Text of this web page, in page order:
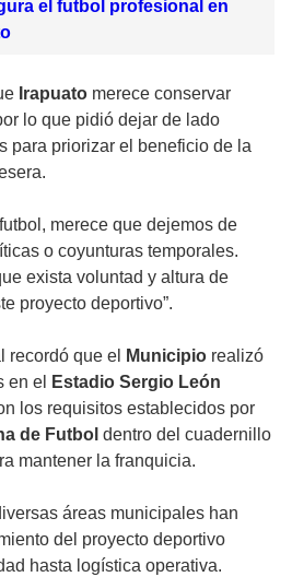
el futbol profesional en
Irapuato merece conservar
lo que pidió dejar de lado
para priorizar el beneficio de la
merece que dejemos de
o coyunturas temporales.
exista voluntad y altura de
proyecto deportivo”.
recordó que el Municipio realizó
en el
Estadio Sergio León
los requisitos establecidos por
de Futbol dentro del cuadernillo
mantener la franquicia.
áreas municipales han
del proyecto deportivo
hasta logística operativa.